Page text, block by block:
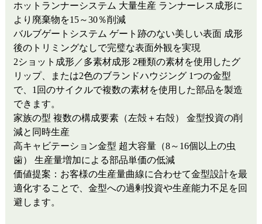
ホットランナーシステム 大量生産 ランナーレス成形に
より廃棄物を15～30％削減
バルブゲートシステム ゲート跡のない美しい表面 成形
後のトリミングなしで完璧な表面外観を実現
2ショット成形／多素材成形 2種類の素材を使用したグ
リップ、または2色のブランドハウジング 1つの金型
で、1回のサイクルで複数の素材を使用した部品を製造
できます。
家族の型 複数の構成要素（左殻＋右殻）
金型投資の削
減と同時生産
高キャビテーション金型 超大容量（8～16個以上の虫
歯）
生産量増加による部品単価の低減
価値提案：お客様の生産量曲線に合わせて金型設計を最
適化することで、金型への過剰投資や生産能力不足を回
避します。